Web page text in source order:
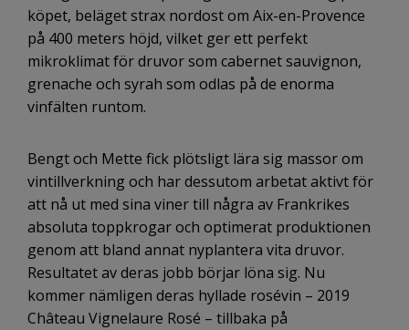
köpet, beläget strax nordost om Aix-en-Provence
på 400 meters höjd, vilket ger ett perfekt
mikroklimat för druvor som cabernet sauvignon,
grenache och syrah som odlas på de enorma
vinfälten runtom.
Bengt och Mette fick plötsligt lära sig massor om
vintillverkning och har dessutom arbetat aktivt för
att nå ut med sina viner till några av Frankrikes
absoluta topp­krogar och optimerat produktionen
genom att bland annat nyplantera vita druvor.
Resultatet av deras jobb börjar löna sig. Nu
kommer nämligen deras hyllade rosévin – 2019
Château Vignelaure Rosé – tillbaka på